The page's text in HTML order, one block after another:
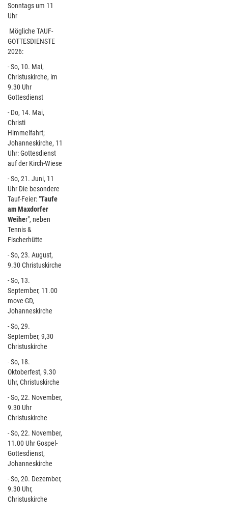
Sonntags um 11
Uhr
Mögliche TAUF-
GOTTESDIENSTE
2026:
- So, 10. Mai,
Christuskirche, im
9.30 Uhr
Gottesdienst
- Do, 14. Mai,
Christi
Himmelfahrt;
Johanneskirche, 11
Uhr: Gottesdienst
auf der Kirch-Wiese
- So, 21. Juni, 11
Uhr Die besondere
Tauf-Feier: "Taufe
am Maxdorfer
Weiher", neben
Tennis &
Fischerhütte
- So, 23. August,
9.30 Christuskirche
- So, 13.
September, 11.00
move-GD,
Johanneskirche
- So, 29.
September, 9,30
Christuskirche
- So, 18.
Oktoberfest, 9.30
Uhr, Christuskirche
- So, 22. November,
9.30 Uhr
Christuskirche
- So, 22. November,
11.00 Uhr Gospel-
Gottesdienst,
Johanneskirche
- So, 20. Dezember,
9.30 Uhr,
Christuskirche